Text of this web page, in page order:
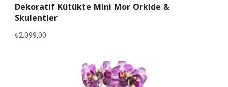
Dekoratif Kütükte Mini Mor Orkide &
Skulentler
₺2.099,00